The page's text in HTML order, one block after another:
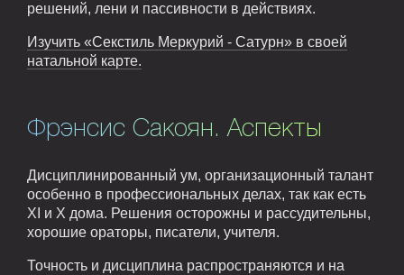
решений, лени и пассивности в действиях.
Изучить «Секстиль Меркурий - Сатурн» в своей
натальной карте.
Фрэнсис Сакоян. Аспекты
Дисциплинированный ум, организационный талант
особенно в профессиональных делах, так как есть
XI и X дома. Решения осторожны и рассудительны,
хорошие ораторы, писатели, учителя.
Точность и дисциплина распространяются и на